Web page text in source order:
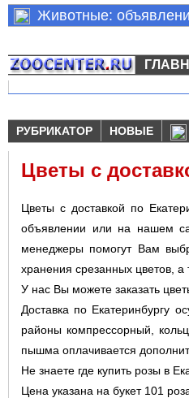
Животные:
РУБРИКАТОР
НОВЫЕ
Цветы с
Цветы с доставкой по
объявлении или на нашем
менеджеры помогут Вам
хранения срезанных цветов, а
У нас Вы можете заказать
Доставка по Екатеринбургу
районы компрессорный,
пышма оплачивается
Не знаете где купить розы в
Цена указана на букет 101